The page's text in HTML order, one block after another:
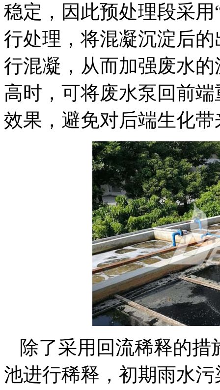
稳定，因此预处理段采
行处理，将混凝沉淀后
行混凝，从而加强废水
高时，可将废水泵回前
效果，避免对后端生化
除了采用回流稀释的
池进行稀释，初期雨水